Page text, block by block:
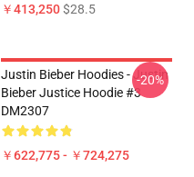
￥413,250$28.5
Justin Bieber Hoodies - Justin
Bieber Justice Hoodie #3
DM2307
￥622,775 - ￥724,275
-20%